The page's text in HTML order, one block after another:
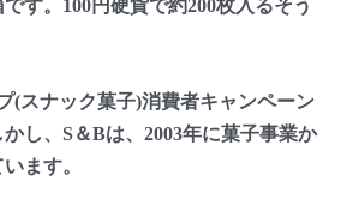
す。100円硬貨で約200枚入るそう
スナック菓子)消費者キャンペーン
し、S＆Bは、2003年に菓子事業か
ます。